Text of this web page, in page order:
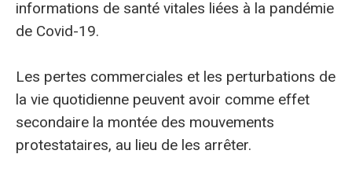
informations de santé vitales liées à la pandémie
de Covid-19.
Les pertes commerciales et les perturbations de
la vie quotidienne peuvent avoir comme effet
secondaire la montée des mouvements
protestataires, au lieu de les arrêter.